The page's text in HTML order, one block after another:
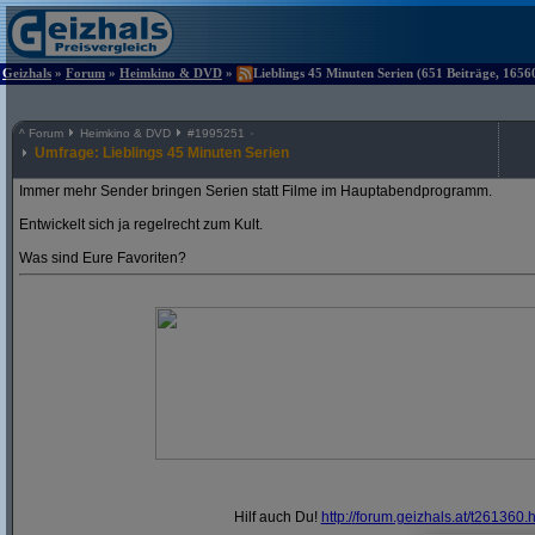
Geizhals » Forum » Heimkino & DVD » Lieblings 45 Minuten Serien (651 Beiträge,
^ Forum Heimkino & DVD #1995251
Umfrage: Lieblings 45 Minuten Serien
Immer mehr Sender bringen Serien statt Filme im Hauptabendprogramm.
Entwickelt sich ja regelrecht zum Kult.
Was sind Eure Favoriten?
Hilf auch Du! http://forum.geizhals.at/